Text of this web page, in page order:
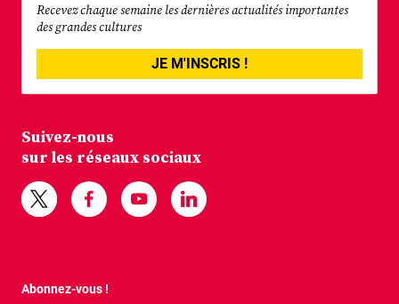
Recevez chaque semaine les dernières actualités importantes
des grandes cultures
JE M'INSCRIS !
Suivez-nous
sur les réseaux sociaux
Abonnez-vous !